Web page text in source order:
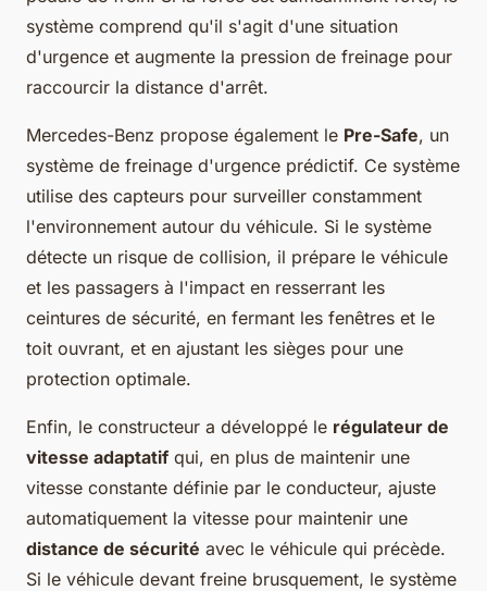
système comprend qu'il s'agit d'une situation
d'urgence et augmente la pression de freinage pour
raccourcir la distance d'arrêt.
Mercedes-Benz propose également le Pre-Safe, un
système de freinage d'urgence prédictif. Ce système
utilise des capteurs pour surveiller constamment
l'environnement autour du véhicule. Si le système
détecte un risque de collision, il prépare le véhicule
et les passagers à l'impact en resserrant les
ceintures de sécurité, en fermant les fenêtres et le
toit ouvrant, et en ajustant les sièges pour une
protection optimale.
Enfin, le constructeur a développé le régulateur de
vitesse adaptatif qui, en plus de maintenir une
vitesse constante définie par le conducteur, ajuste
automatiquement la vitesse pour maintenir une
distance de sécurité avec le véhicule qui précède.
Si le véhicule devant freine brusquement, le système